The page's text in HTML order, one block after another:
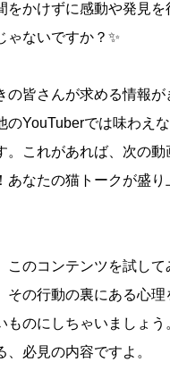
をかけずに感動や発見を
ゃないですか？✨
の皆さんが求める情報が
のYouTuberでは味わえ
。これがあれば、次の動
あなたの猫トークが盛
このコンテンツを試し
その行動の裏にある心理
ものにしちゃいましょ
、必見の内容ですよ。